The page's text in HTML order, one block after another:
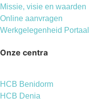
Missie, visie en waarden
Online aanvragen
Werkgelegenheid Portaal
Onze centra
HCB Benidorm
HCB Denia